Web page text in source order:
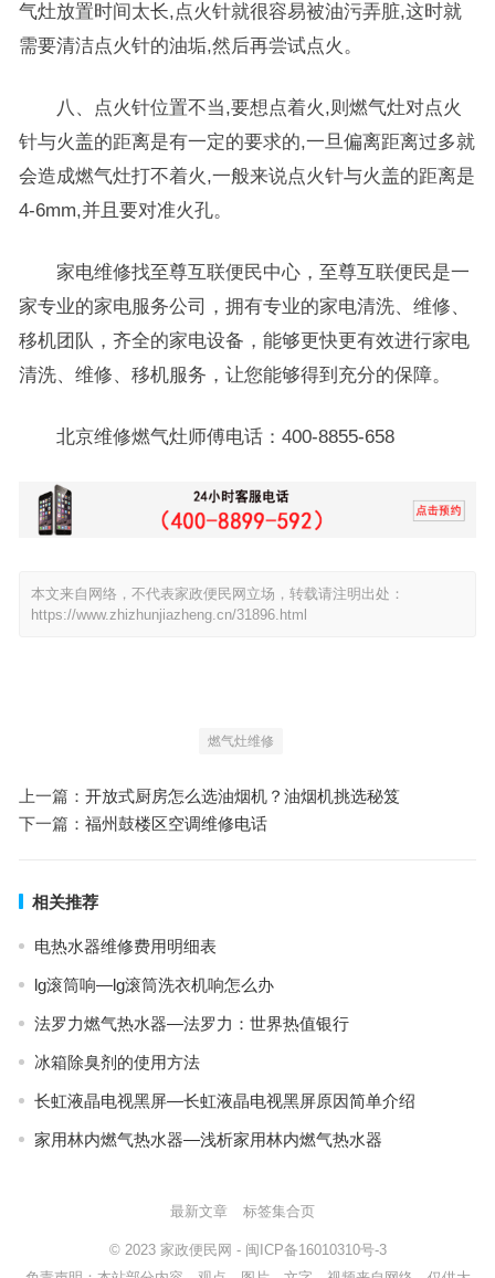
气灶放置时间太长,点火针就很容易被油污弄脏,这时就
需要清洁点火针的油垢,然后再尝试点火。
八、点火针位置不当,要想点着火,则燃气灶对点火
针与火盖的距离是有一定的要求的,一旦偏离距离过多就
会造成燃气灶打不着火,一般来说点火针与火盖的距离是
4-6mm,并且要对准火孔。
家电维修找至尊互联便民中心，至尊互联便民是一
家专业的家电服务公司，拥有专业的家电清洗、维修、
移机团队，齐全的家电设备，能够更快更有效进行家电
清洗、维修、移机服务，让您能够得到充分的保障。
北京维修燃气灶师傅电话：400-8855-658
本文来自网络，不代表家政便民网立场，转载请注明出处：
https://www.zhizhunjiazheng.cn/31896.html
燃气灶维修
上一篇： 开放式厨房怎么选油烟机？油烟机挑选秘笈
下一篇： 福州鼓楼区空调维修电话
相关推荐
电热水器维修费用明细表
lg滚筒响—lg滚筒洗衣机响怎么办
法罗力燃气热水器—法罗力：世界热值银行
冰箱除臭剂的使用方法
长虹液晶电视黑屏—长虹液晶电视黑屏原因简单介绍
家用林内燃气热水器—浅析家用林内燃气热水器
最新文章 标签集合页
© 2023 家政便民网 - 闽ICP备16010310号-3